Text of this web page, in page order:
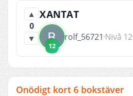
▲
0
▼
XANTAT
12
rolf_56721 Nivå 12
Onödigt kort 6 bokstäver